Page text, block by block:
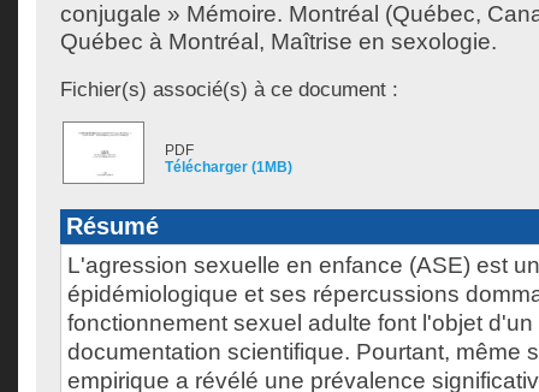
conjugale » Mémoire. Montréal (Québec,
Québec à Montréal, Maîtrise en sexologie.
Fichier(s) associé(s) à ce document :
PDF
Télécharger (1MB)
Résumé
L'agression sexuelle en enfance (ASE) est
épidémiologique et ses répercussions
fonctionnement sexuel adulte font l'objet
documentation scientifique. Pourtant, même
empirique a révélé une prévalence